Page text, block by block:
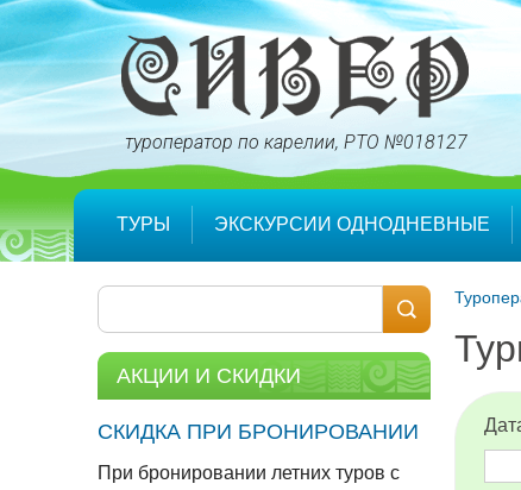
туроператор по карелии
ТУРЫ ЭКСКУРСИИ ОДНОДНЕВНЫЕ
АКЦИИ И СКИДКИ
СКИДКА ПРИ БРОНИРОВАНИИ
При бронировании летних туров с